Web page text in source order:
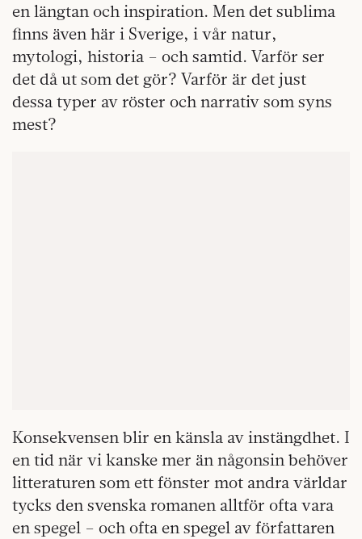
en längtan och inspiration. Men det sublima
finns även här i Sverige, i vår natur,
mytologi, historia – och samtid. Varför ser
det då ut som det gör? Varför är det just
dessa typer av röster och narrativ som syns
mest?
Konsekvensen blir en känsla av instängdhet. I
en tid när vi kanske mer än någonsin behöver
litteraturen som ett fönster mot andra världar
tycks den svenska romanen alltför ofta vara
en spegel – och ofta en spegel av författaren